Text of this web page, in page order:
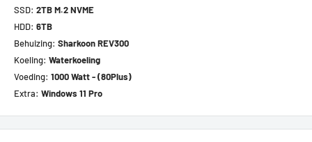
SSD: 2TB M.2 NVME
HDD: 6TB
Behuizing: Sharkoon REV300
Koeling: Waterkoeling
Voeding: 1000 Watt - (80Plus)
Extra: Windows 11 Pro